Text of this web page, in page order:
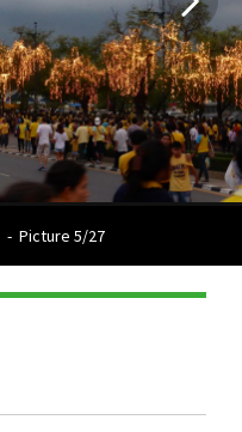
- Picture 5/27